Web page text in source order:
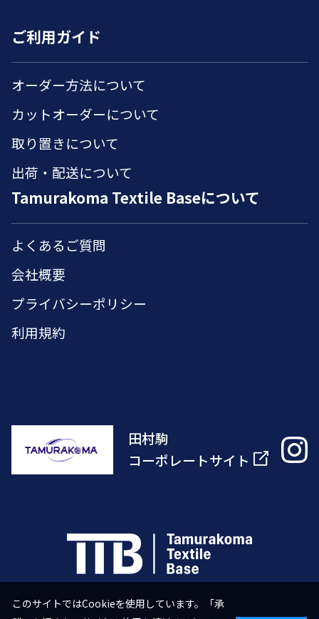
ご利用ガイド
オーダー方法について
カットオーダーについて
取り置きについて
出荷・配送について
Tamurakoma Textile Baseについて
よくあるご質問
会社概要
プライバシーポリシー
利用規約
田村駒
コーポレートサイト
このサイトではCookieを使用しています。「承